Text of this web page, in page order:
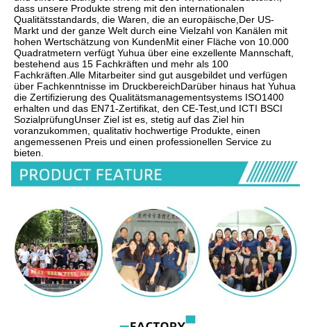
dass unsere Produkte streng mit den internationalen
Qualitätsstandards, die Waren, die an europäische,Der US-
Markt und der ganze Welt durch eine Vielzahl von Kanälen mit
hohen Wertschätzung von KundenMit einer Fläche von 10.000
Quadratmetern verfügt Yuhua über eine exzellente Mannschaft,
bestehend aus 15 Fachkräften und mehr als 100
Fachkräften.Alle Mitarbeiter sind gut ausgebildet und verfügen
über Fachkenntnisse im DruckbereichDarüber hinaus hat Yuhua
die Zertifizierung des Qualitätsmanagementsystems ISO1400
erhalten und das EN71-Zertifikat, den CE-Test,und ICTI BSCI
SozialprüfungUnser Ziel ist es, stetig auf das Ziel hin
voranzukommen, qualitativ hochwertige Produkte, einen
angemessenen Preis und einen professionellen Service zu
bieten.